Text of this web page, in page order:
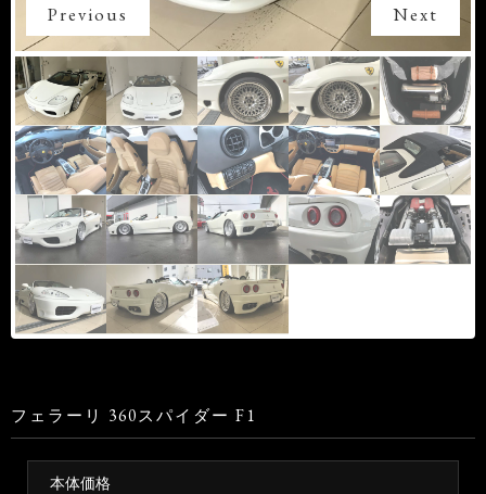
Previous Next
フェラーリ 360スパイダー F1
本体価格